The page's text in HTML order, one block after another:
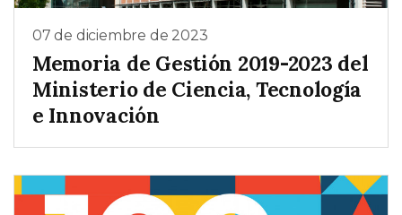
07 de diciembre de 2023
Memoria de Gestión 2019-2023 del
Ministerio de Ciencia, Tecnología
e Innovación